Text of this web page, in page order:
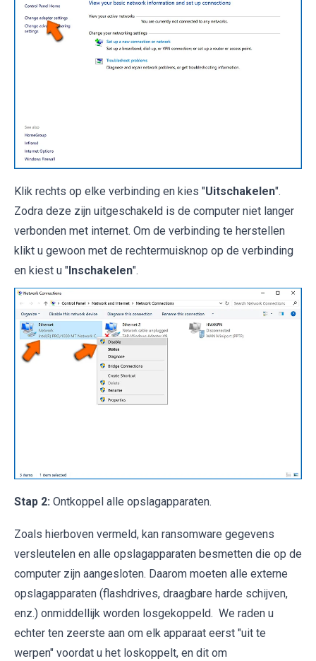
Klik rechts op elke verbinding en kies "Uitschakelen".
Zodra deze zijn uitgeschakeld is de computer niet langer
verbonden met internet. Om de verbinding te herstellen
klikt u gewoon met de rechtermuisknop op de verbinding
en kiest u "Inschakelen".
Stap 2: Ontkoppel alle opslagapparaten.
Zoals hierboven vermeld, kan ransomware gegevens
versleutelen en alle opslagapparaten besmetten die op de
computer zijn aangesloten. Daarom moeten alle externe
opslagapparaten (flashdrives, draagbare harde schijven,
enz.) onmiddellijk worden losgekoppeld. We raden u
echter ten zeerste aan om elk apparaat eerst "uit te
werpen" voordat u het loskoppelt, en dit om